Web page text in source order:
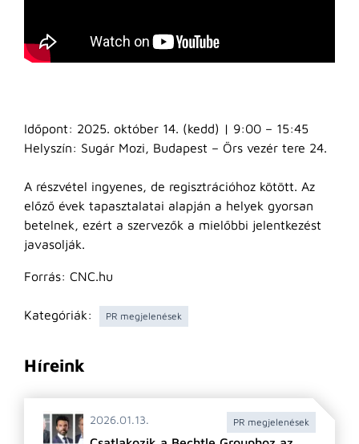
Időpont: 2025. október 14. (kedd) | 9:00 – 15:45
Helyszín: Sugár Mozi, Budapest – Örs vezér tere 24.
A részvétel ingyenes, de regisztrációhoz kötött. Az
előző évek tapasztalatai alapján a helyek gyorsan
betelnek, ezért a szervezők a mielőbbi jelentkezést
javasolják.
Forrás: CNC.hu
Kategóriák: PR megjelenések
Híreink
2026.01.13. PR megjelenések